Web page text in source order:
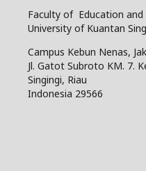
Faculty of Education and
University of Kuantan
Campus Kebun Nenas,
Jl. Gatot Subroto KM. 7.
Singingi, Riau
Indonesia 29566